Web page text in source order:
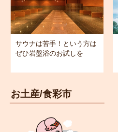
サウナは苦手！という方は
ぜひ岩盤浴のお試しを
お土産/食彩市